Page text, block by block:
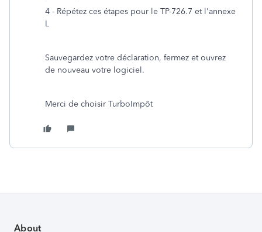
4 - Répétez ces étapes pour le TP-726.7 et l'annexe
L
Sauvegardez votre déclaration, fermez et ouvrez
de nouveau votre logiciel.
Merci de choisir TurboImpôt
About